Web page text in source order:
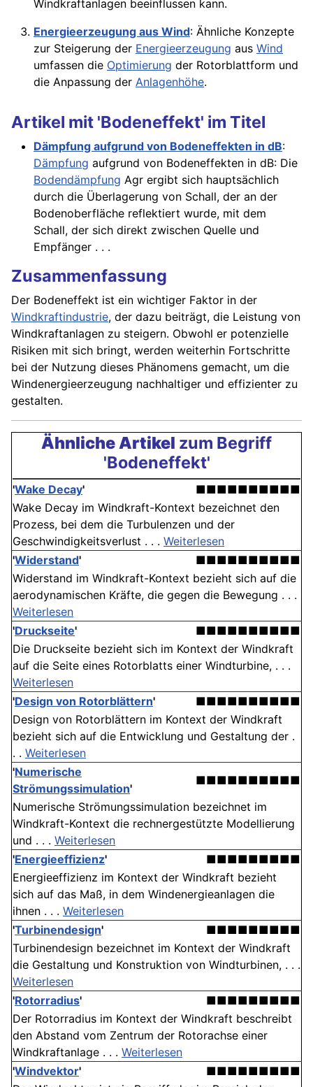
Windkraftanlagen beeinflussen kann.
Energieerzeugung aus Wind: Ähnliche Konzepte
zur Steigerung der Energieerzeugung aus Wind
umfassen die Optimierung der Rotorblattform und
die Anpassung der Anlagenhöhe.
Artikel mit 'Bodeneffekt' im Titel
Dämpfung aufgrund von Bodeneffekten in dB:
Dämpfung aufgrund von Bodeneffekten in dB: Die
Bodendämpfung Agr ergibt sich hauptsächlich
durch die Überlagerung von Schall, der an der
Bodenoberfläche reflektiert wurde, mit dem
Schall, der sich direkt zwischen Quelle und
Empfänger . . .
Zusammenfassung
Der Bodeneffekt ist ein wichtiger Faktor in der
Windkraftindustrie, der dazu beiträgt, die Leistung von
Windkraftanlagen zu steigern. Obwohl er potenzielle
Risiken mit sich bringt, werden weiterhin Fortschritte
bei der Nutzung dieses Phänomens gemacht, um die
Windenergieerzeugung nachhaltiger und effizienter zu
gestalten.
Ähnliche Artikel zum Begriff
'Bodeneffekt'
'Wake Decay'
■■■■■■■■■■
Wake Decay im Windkraft-Kontext bezeichnet den
Prozess, bei dem die Turbulenzen und der
Geschwindigkeitsverlust . . . Weiterlesen
'Widerstand'
■■■■■■■■■■
Widerstand im Windkraft-Kontext bezieht sich auf die
aerodynamischen Kräfte, die gegen die Bewegung . . .
Weiterlesen
'Druckseite'
■■■■■■■■■■
Die Druckseite bezieht sich im Kontext der Windkraft
auf die Seite eines Rotorblatts einer Windturbine, . . .
Weiterlesen
'Design von Rotorblättern'
■■■■■■■■■■
Design von Rotorblättern im Kontext der Windkraft
bezieht sich auf die Entwicklung und Gestaltung der .
. . Weiterlesen
'Numerische
Strömungssimulation'
■■■■■■■■■■
Numerische Strömungssimulation bezeichnet im
Windkraft-Kontext die rechnergestützte Modellierung
und . . . Weiterlesen
'Energieeffizienz'
■■■■■■■■■
Energieeffizienz im Kontext der Windkraft bezieht
sich auf das Maß, in dem Windenergieanlagen die
ihnen . . . Weiterlesen
'Turbinendesign'
■■■■■■■■■
Turbinendesign bezeichnet im Kontext der Windkraft
die Gestaltung und Konstruktion von Windturbinen, . . .
Weiterlesen
'Rotorradius'
■■■■■■■■■
Der Rotorradius im Kontext der Windkraft beschreibt
den Abstand vom Zentrum der Rotorachse einer
Windkraftanlage . . . Weiterlesen
'Windvektor'
■■■■■■■■■